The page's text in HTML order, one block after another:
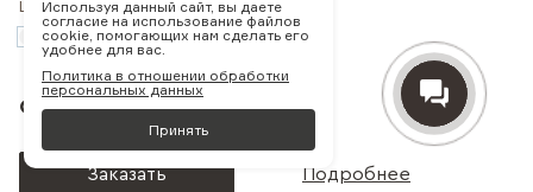
Цвет:
от 30 000 руб.
Заказать Подробнее
Используя данный сайт, вы даете
согласие на использование файлов
cookie, помогающих нам сделать его
удобнее для вас.
Политика в отношении обработки
персональных данных
Принять